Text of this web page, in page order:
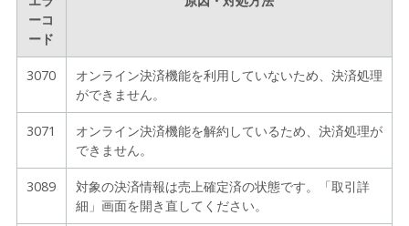
ーコ
ード
3070
オンライン決済機能を利用していないため、決済処理
ができません。
3071
オンライン決済機能を解約しているため、決済処理が
できません。
3089
対象の決済情報は売上確定済の状態です。「取引詳
細」画面を開き直してください。